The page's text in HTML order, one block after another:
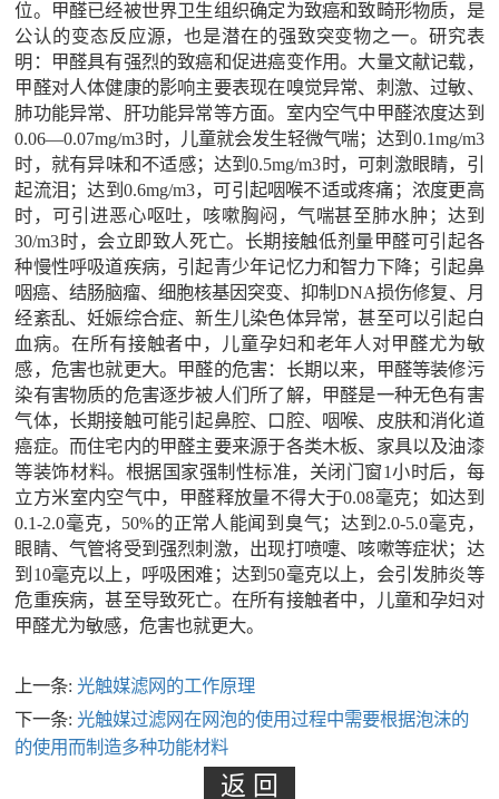
位。甲醛已经被世界卫生组织确定为致癌和致畸形物质，是
公认的变态反应源，也是潜在的强致突变物之一。研究表
明：甲醛具有强烈的致癌和促进癌变作用。大量文献记载，
甲醛对人体健康的影响主要表现在嗅觉异常、刺激、过敏、
肺功能异常、肝功能异常等方面。室内空气中甲醛浓度达到
0.06—0.07mg/m3时，儿童就会发生轻微气喘；达到0.1mg/m3
时，就有异味和不适感；达到0.5mg/m3时，可刺激眼睛，引
起流泪；达到0.6mg/m3，可引起咽喉不适或疼痛；浓度更高
时，可引进恶心呕吐，咳嗽胸闷，气喘甚至肺水肿；达到
30/m3时，会立即致人死亡。长期接触低剂量甲醛可引起各
种慢性呼吸道疾病，引起青少年记忆力和智力下降；引起鼻
咽癌、结肠脑瘤、细胞核基因突变、抑制DNA损伤修复、月
经紊乱、妊娠综合症、新生儿染色体异常，甚至可以引起白
血病。在所有接触者中，儿童孕妇和老年人对甲醛尤为敏
感，危害也就更大。甲醛的危害：长期以来，甲醛等装修污
染有害物质的危害逐步被人们所了解，甲醛是一种无色有害
气体，长期接触可能引起鼻腔、口腔、咽喉、皮肤和消化道
癌症。而住宅内的甲醛主要来源于各类木板、家具以及油漆
等装饰材料。根据国家强制性标准，关闭门窗1小时后，每
立方米室内空气中，甲醛释放量不得大于0.08毫克；如达到
0.1-2.0毫克，50%的正常人能闻到臭气；达到2.0-5.0毫克，
眼睛、气管将受到强烈刺激，出现打喷嚏、咳嗽等症状；达
到10毫克以上，呼吸困难；达到50毫克以上，会引发肺炎等
危重疾病，甚至导致死亡。在所有接触者中，儿童和孕妇对
甲醛尤为敏感，危害也就更大。
上一条: 光触媒滤网的工作原理
下一条: 光触媒过滤网在网泡的使用过程中需要根据泡沫的
的使用而制造多种功能材料